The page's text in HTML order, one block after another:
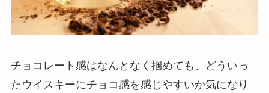
チョコレート感はなんとなく掴めても、どういっ
たウイスキーにチョコ感を感じやすいか気になり